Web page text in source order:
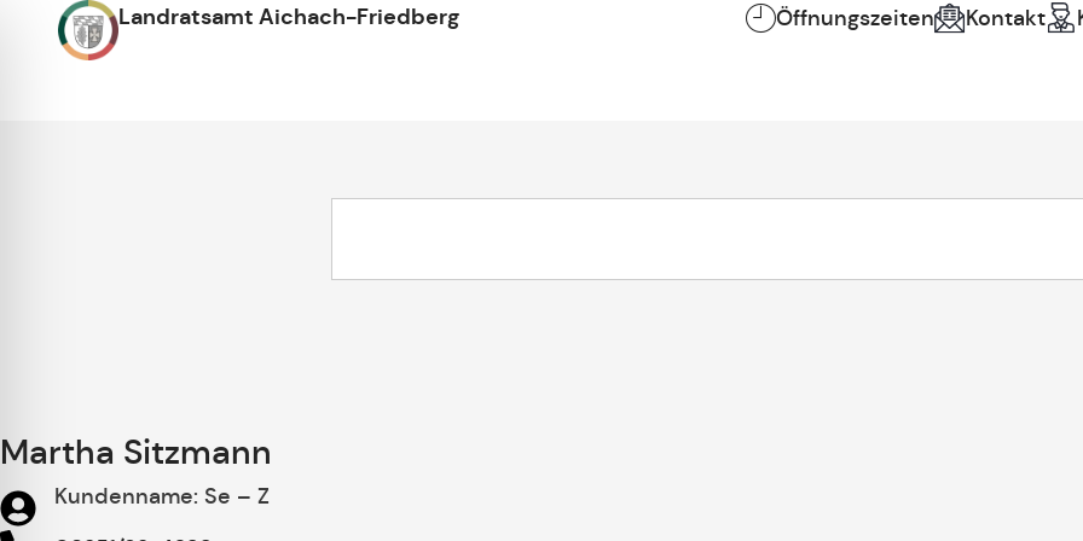
Landratsamt Aichach-Friedberg Öffnungszeiten Kontakt
Martha Sitzmann
Kundenname: Se – Z